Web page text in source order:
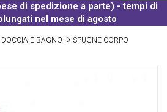
di spedizione a parte) - tempi di
nel mese di agosto
DOCCIA E BAGNO SPUGNE CORPO